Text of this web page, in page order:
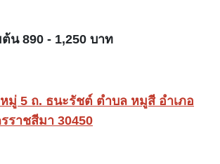
ต้น 890 - 1,250 บาท
มู่ 5 ถ. ธนะรัชต์ ตำบล หมูสี อำเภอ
ราชสีมา 30450